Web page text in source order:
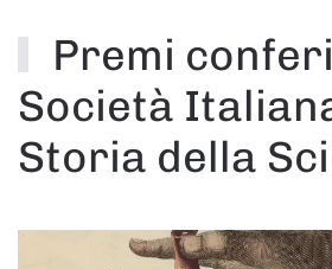
Premi
Società
Storia della